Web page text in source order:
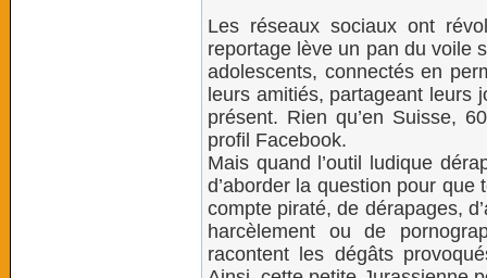
Les réseaux sociaux ont
reportage lève un pan du voile
adolescents, connectés en
leurs amitiés, partageant leurs
présent. Rien qu’en Suisse,
profil Facebook.
Mais quand l’outil ludique
d’aborder la question pour
compte piraté, de dérapages,
harcèlement ou de
racontent les dégâts